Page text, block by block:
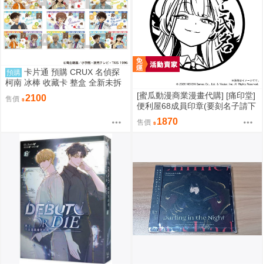
預購 卡片通 預購 CRUX 名偵探
柯南 冰棒 收藏卡 整盒 全新未拆
售價 2100
[蜜瓜動漫商業漫畫代購] [痛印堂]
便利屋68成員印章(要刻名子請下
單備註)(預約至8/28)(12月預約)
(蔚藍檔案)
售價 1870